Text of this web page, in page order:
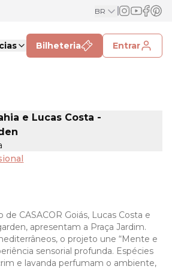
BR
Bilheteria Entrar
e Lucas Costa -
de CASACOR Goiás, Lucas Costa e
apresentam a Praça Jardim.
o projeto une “Mente e
sensorial profunda. Espécies
e lavanda perfumam o ambiente,